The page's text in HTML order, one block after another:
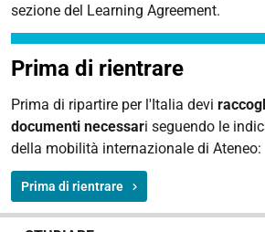
sezione del Learning Agreement.
Prima di rientrare
Prima di ripartire per l'Italia devi
documenti necessari seguendo le
della mobilità internazionale di Ateneo:
Prima di rientrare